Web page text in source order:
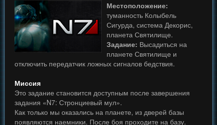
Местоположение:
туманность Колыбель
Сигурда, система Декорис,
планета Святилище.
Задание: Высадиться на
планете Святилище и
отключить передатчик ложных сигналов бедствия.
Миссия
Это задание становится доступным после завершения
задания «N7: Стронциевый мул».
Как только мы оказались на планете, из дверей базы
появляются наемники. После боя проходите на базу.